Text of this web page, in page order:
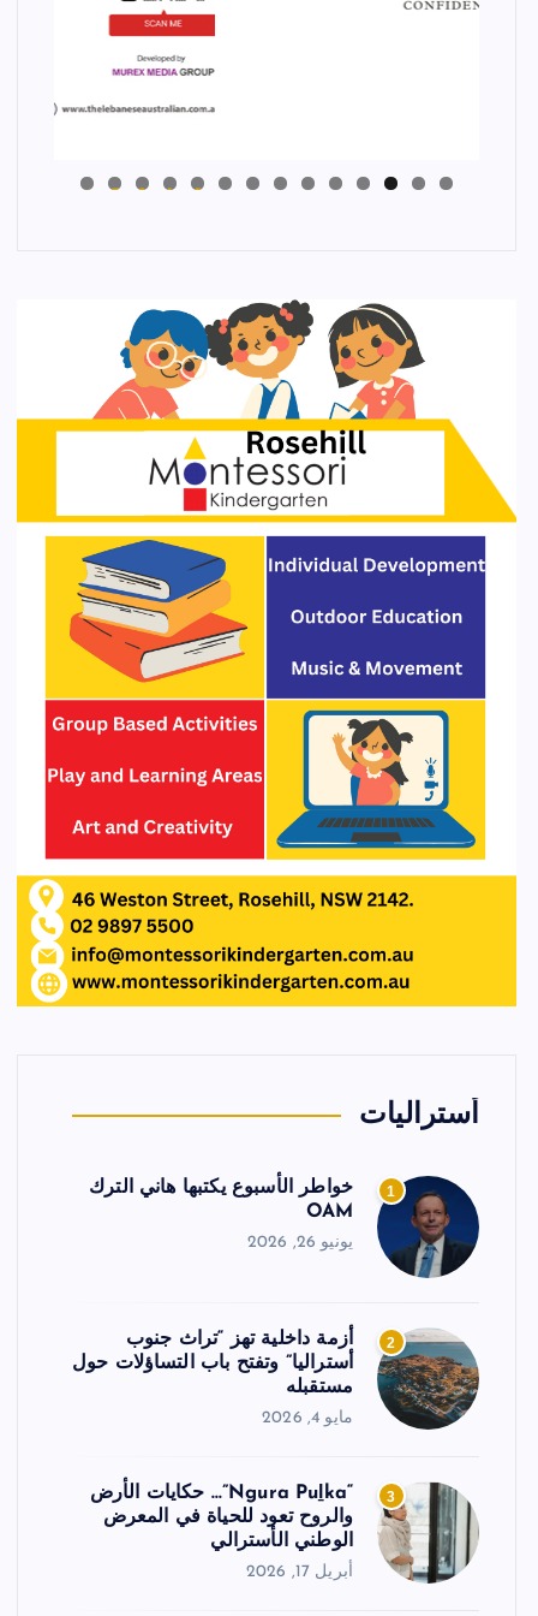
0
1
2
3
4
أستراليات
1
خواطر الأسبوع يكتبها هاني الترك
OAM
يونيو 26, 2026
2
أزمة داخلية تهز “تراث جنوب
أستراليا” وتفتح باب التساؤلات حول
مستقبله
مايو 4, 2026
3
“Ngura Puḻka”… حكايات الأرض
والروح تعود للحياة في المعرض
الوطني الأسترالي
أبريل 17, 2026